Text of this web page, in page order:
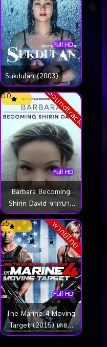
Full HD
Sukdulan (2003)
Soundtrack
Full HD
0.0
Barbara Becoming
Shirin David จากบาร์
บาร่าสู่ชีริน ดาวิด
(2026)พากย์ไทย
Full HD
5.5
The Marine 4 Moving
Target (2015) เดอะ
มารีน 4 ล่านรก เป้า